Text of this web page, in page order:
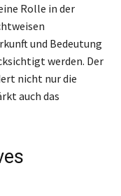
Rolle in der
und Bedeutung
werden. Der
nicht nur die
auch das